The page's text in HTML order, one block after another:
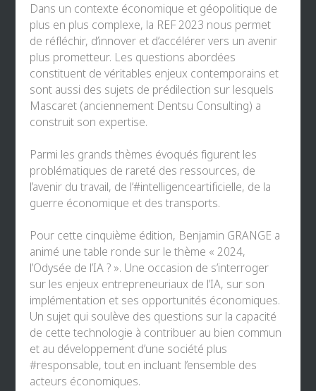
Dans un contexte économique et géopolitique de
plus en plus complexe, la REF 2023 nous permet
de réfléchir, d’innover et d’accélérer vers un avenir
plus prometteur. Les questions abordées
constituent de véritables enjeux contemporains et
sont aussi des sujets de prédilection sur lesquels
Mascaret (anciennement Dentsu Consulting) a
construit son expertise.
Parmi les grands thèmes évoqués figurent les
problématiques de rareté des ressources, de
l’avenir du travail, de l’#intelligenceartificielle, de la
guerre économique et des transports.
Pour cette cinquième édition, Benjamin GRANGE a
animé une table ronde sur le thème « 2024,
l’Odysée de l’IA ? ». Une occasion de s’interroger
sur les enjeux entrepreneuriaux de l’IA, sur son
implémentation et ses opportunités économiques.
Un sujet qui soulève des questions sur la capacité
de cette technologie à contribuer au bien commun
et au développement d’une société plus
#responsable, tout en incluant l’ensemble des
acteurs économiques.